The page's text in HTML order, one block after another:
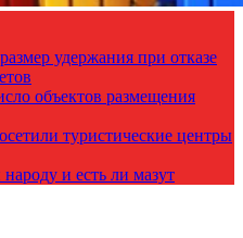
удержания при отказе
объектов размещения
туристические центры
и есть ли мазут